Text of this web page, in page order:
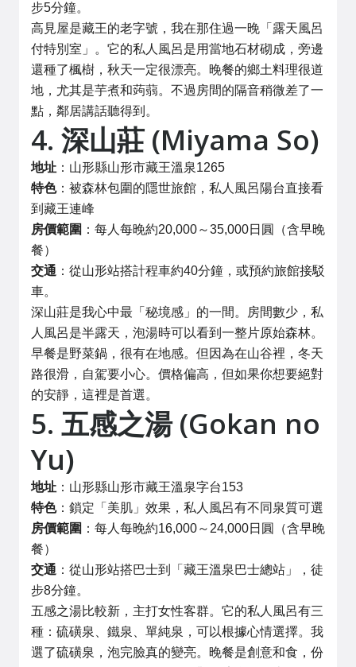
步5分鐘。
高見屋是藏王的老字號，我在那住過一晚「露天風呂
付特別室」。它的私人風呂是用當地石材砌成，旁邊
還種了楓樹，秋天一定很漂亮。晚餐的鄉土料理很道
地，尤其是芋煮和蒟蒻。不過房間的隔音稍微差了一
點，鄰居講話聽得到。
4. 深山莊 (Miyama So)
地址 ：山形縣山形市藏王溫泉1265
特色：被森林包圍的隱世旅館，私人風呂陽台直接看
到藏王連峰
房價範圍 ：每人每晚約20,000～35,000日圓（含早晚
餐）
交通 ：從山形站搭計程車約40分鐘，或預約旅館接駁
車。
深山莊是我心中最「秘境感」的一間。房間數少，私
人風呂是半露天，泡湯時可以看到一整片原始森林。
早餐是野菜鍋，很有在地感。但因為在山谷裡，冬天
路很滑，自駕要小心。價格偏高，但如果你想要絕對
的安靜，這裡是首選。
5. 五感之湯 (Gokan no
Yu)
地址 ：山形縣山形市藏王溫泉字台153
特色：鎖定「美肌」效果，私人風呂有不同泉質可選
房價範圍 ：每人每晚約16,000～24,000日圓（含早晚
餐）
交通 ：從山形站搭巴士到「藏王溫泉巴士總站」，徒
步8分鐘。
五感之湯比較新，主打女性客群。它的私人風呂有三
種：硫磺泉、鐵泉、單純泉，可以根據心情選擇。我
選了硫磺泉，泡完臉真的變亮。晚餐是創意和食，份